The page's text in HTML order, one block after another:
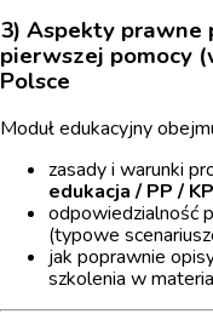
3) Aspekty prawne
pierwszej pomocy
Polsce
Moduł edukacyjny
zasady i warunki
edukacja / PP /
odpowiedzialność
(typowe
jak poprawnie
szkolenia w